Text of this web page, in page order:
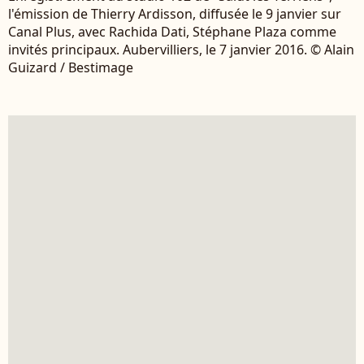
l'émission de Thierry Ardisson, diffusée le 9 janvier sur
Canal Plus, avec Rachida Dati, Stéphane Plaza comme
invités principaux. Aubervilliers, le 7 janvier 2016. © Alain
Guizard / Bestimage